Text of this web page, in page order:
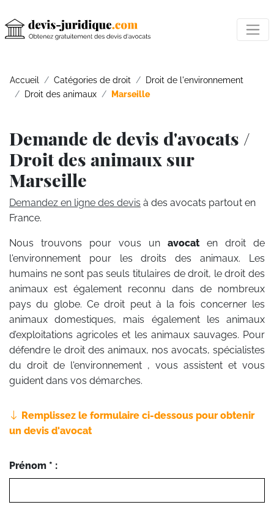
Accueil Catégories de droit
Droit de l'environnement
Droit des animaux
Marseille
Demande de devis d'avocats /
Droit des animaux sur
Marseille
Demandez en ligne des devis à des avocats partout en
France.
Nous trouvons pour vous un avocat en droit de
l'environnement pour les droits des animaux. Les
humains ne sont pas seuls titulaires de droit, le droit des
animaux est également reconnu dans de nombreux
pays du globe. Ce droit peut à la fois concerner les
animaux domestiques, mais également les animaux
d’exploitations agricoles et les animaux sauvages. Pour
défendre le droit des animaux, nos avocats, spécialistes
du droit de l'environnement , vous assistent et vous
guident dans vos démarches.
Remplissez le formulaire ci-dessous pour obtenir
un devis d'avocat
Prénom * :